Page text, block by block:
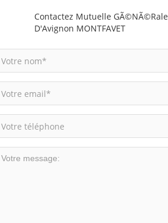
Contactez Mutuelle GÃ©nÃ©rale
D'Avignon MONTFAVET